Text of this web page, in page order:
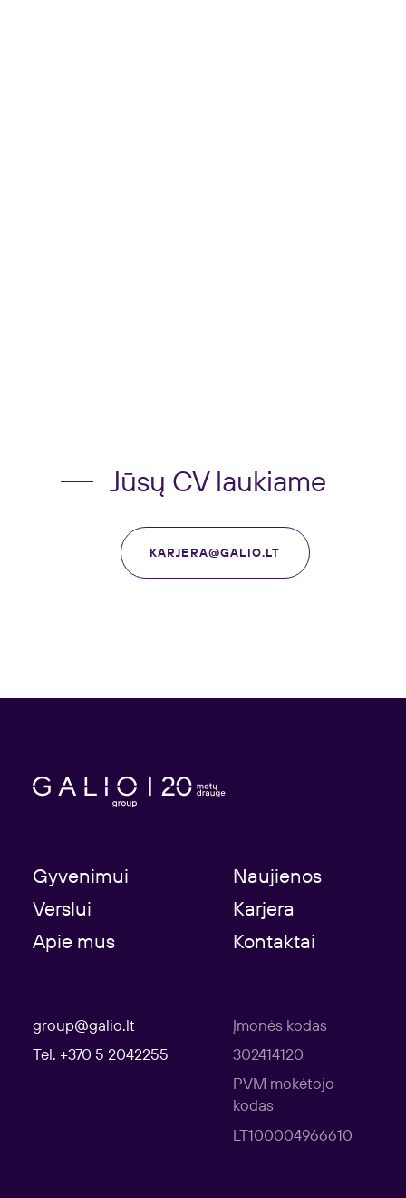
Jūsų CV laukiame
KARJERA@GALIO.LT
Gyvenimui
Naujienos
Verslui
Karjera
Apie mus
Kontaktai
group@galio.lt
Tel. +370 5 2042255
Įmonės kodas
302414120
PVM mokėtojo
kodas
LT100004966610